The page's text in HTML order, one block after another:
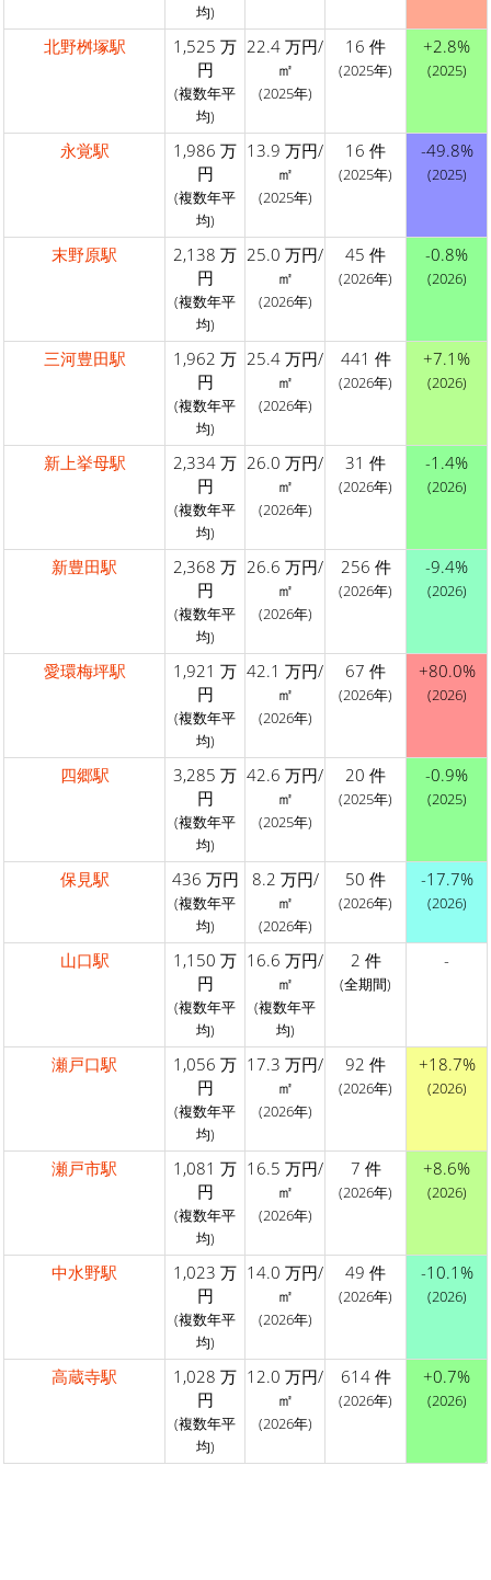
均)
北野桝塚駅
1,525 万
円
(複数年平
均)
22.4 万円/
㎡
(2025年)
16 件
(2025年)
+2.8%
(2025)
永覚駅
1,986 万
円
(複数年平
均)
13.9 万円/
㎡
(2025年)
16 件
(2025年)
-49.8%
(2025)
末野原駅
2,138 万
円
(複数年平
均)
25.0 万円/
㎡
(2026年)
45 件
(2026年)
-0.8%
(2026)
三河豊田駅
1,962 万
円
(複数年平
均)
25.4 万円/
㎡
(2026年)
441 件
(2026年)
+7.1%
(2026)
新上挙母駅
2,334 万
円
(複数年平
均)
26.0 万円/
㎡
(2026年)
31 件
(2026年)
-1.4%
(2026)
新豊田駅
2,368 万
円
(複数年平
均)
26.6 万円/
㎡
(2026年)
256 件
(2026年)
-9.4%
(2026)
愛環梅坪駅
1,921 万
円
(複数年平
均)
42.1 万円/
㎡
(2026年)
67 件
(2026年)
+80.0%
(2026)
四郷駅
3,285 万
円
(複数年平
均)
42.6 万円/
㎡
(2025年)
20 件
(2025年)
-0.9%
(2025)
保見駅 436 万円
(複数年平
均)
8.2 万円/
㎡
(2026年)
50 件
(2026年)
-17.7%
(2026)
山口駅
1,150 万
円
(複数年平
均)
16.6 万円/
㎡
(複数年平
均)
2 件
(全期間)
-
瀬戸口駅
1,056 万
円
(複数年平
均)
17.3 万円/
㎡
(2026年)
92 件
(2026年)
+18.7%
(2026)
瀬戸市駅
1,081 万
円
(複数年平
均)
16.5 万円/
㎡
(2026年)
7 件
(2026年)
+8.6%
(2026)
中水野駅
1,023 万
円
(複数年平
均)
14.0 万円/
㎡
(2026年)
49 件
(2026年)
-10.1%
(2026)
高蔵寺駅
1,028 万
円
(複数年平
均)
12.0 万円/
㎡
(2026年)
614 件
(2026年)
+0.7%
(2026)